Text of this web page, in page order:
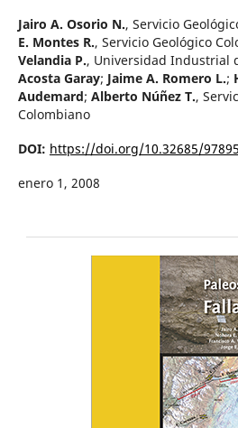
Jairo A. Osorio N., Servicio
E. Montes R., Servicio Geológico
Velandia P., Universidad Industrial
Acosta Garay; Jaime A. Romero L.;
Audemard; Alberto Núñez T.,
Colombiano
DOI: https://doi.org/10.32685/
enero 1, 2008